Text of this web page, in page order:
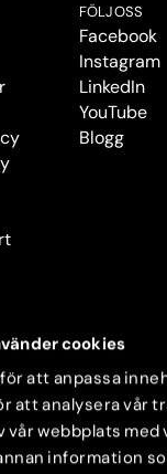
cookies
att anpassa
att analysera vår
vår webbplats
information
FÖLJ OSS
Facebook
Instagram
LinkedIn
YouTube
Blogg